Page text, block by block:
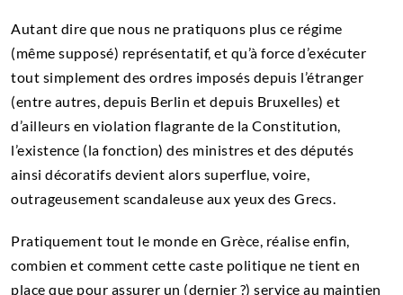
Autant dire que nous ne pratiquons plus ce régime
(même supposé) représentatif, et qu’à force d’exécuter
tout simplement des ordres imposés depuis l’étranger
(entre autres, depuis Berlin et depuis Bruxelles) et
d’ailleurs en violation flagrante de la Constitution,
l’existence (la fonction) des ministres et des députés
ainsi décoratifs devient alors superflue, voire,
outrageusement scandaleuse aux yeux des Grecs.
Pratiquement tout le monde en Grèce, réalise enfin,
combien et comment cette caste politique ne tient en
place que pour assurer un (dernier ?) service au maintien